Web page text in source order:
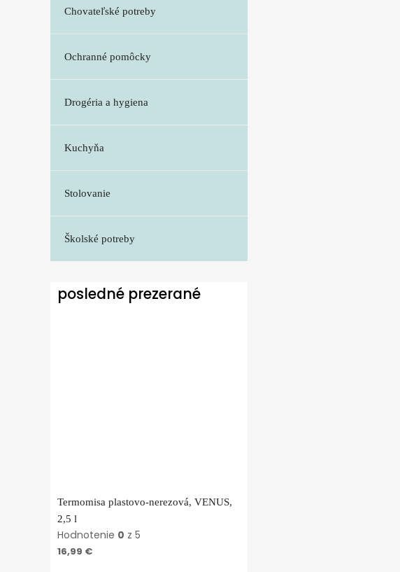
Chovateľské potreby
Ochranné pomôcky
Drogéria a hygiena
Kuchyňa
Stolovanie
Školské potreby
posledné prezerané
Termomisa plastovo-nerezová, VENUS,
2,5 l
Hodnotenie 0 z 5
16,99 €